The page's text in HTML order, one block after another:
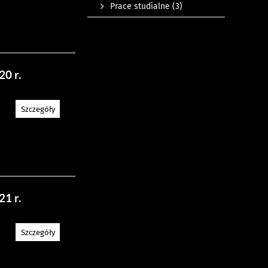
r.
Szczegóły
r.
Szczegóły
Prace studialne (3)